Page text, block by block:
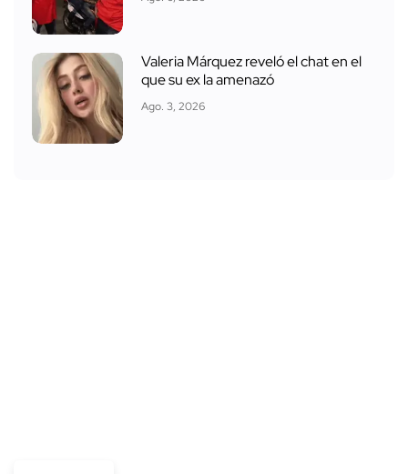
Valeria Márquez reveló el chat en el
que su ex la amenazó
Ago. 3, 2026